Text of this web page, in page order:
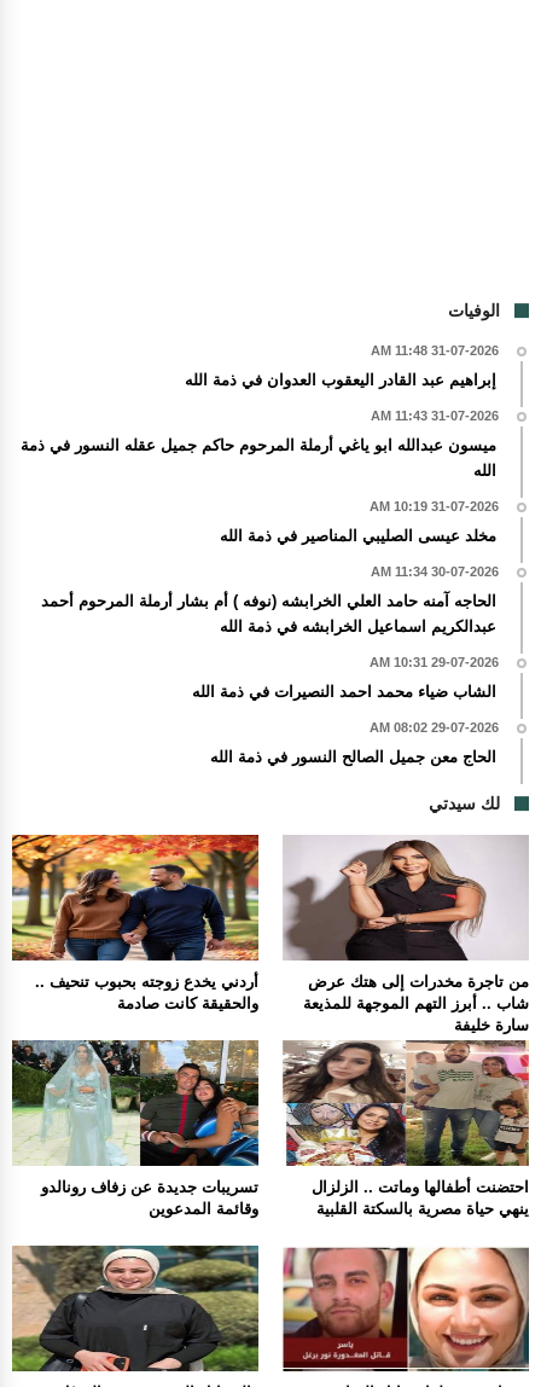
الوفيات
31-07-2026 11:48 AM
إبراهيم عبد القادر اليعقوب العدوان في ذمة الله
31-07-2026 11:43 AM
ميسون عبدالله ابو ياغي أرملة المرحوم حاكم جميل عقله النسور في ذمة
الله
31-07-2026 10:19 AM
مخلد عيسى الصليبي المناصير في ذمة الله
30-07-2026 11:34 AM
الحاجه آمنه حامد العلي الخرابشه (نوفه ) أم بشار أرملة المرحوم أحمد
عبدالكريم اسماعيل الخرابشه في ذمة الله
29-07-2026 10:31 AM
الشاب ضياء محمد احمد النصيرات في ذمة الله
29-07-2026 08:02 AM
الحاج معن جميل الصالح النسور في ذمة الله
لك سيدتي
أردني يخدع زوجته بحبوب تنحيف ..
والحقيقة كانت صادمة
من تاجرة مخدرات إلى هتك عرض
شاب .. أبرز التهم الموجهة للمذيعة
سارة خليفة
تسريبات جديدة عن زفاف رونالدو
وقائمة المدعوين
احتضنت أطفالها وماتت .. الزلزال
ينهي حياة مصرية بالسكتة القلبية